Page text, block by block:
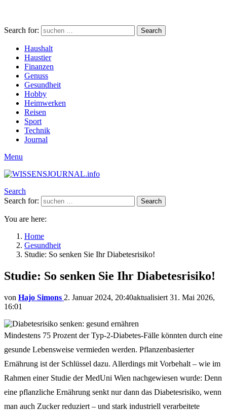
Search for: Search
Haushalt
Haustier
Finanzen
Genuss
Gesundheit
Hobby
Heimwerken
Reisen
Sport
Technik
Journal
Menu
Search
Search for:
Search
You are here:
Home
Gesundheit
Studie: So senken Sie Ihr Diabetesrisiko!
Studie: So senken Sie Ihr Diabetesrisiko!
von Hajo Simons 2. Januar 2024, 20:40aktualisiert 31. Mai 2026,
16:01
Mindestens 75 Prozent der Typ-2-Diabetes-Fälle könnten durch eine
gesunde Lebensweise vermieden werden. Pflanzenbasierter
Ernährung ist der Schlüssel dazu. Allerdings mit Vorbehalt – wie im
Rahmen einer Studie der MedUni Wien nachgewiesen wurde: Denn
eine pflanzliche Ernährung senkt nur dann das Diabetesrisiko, wenn
man auch Zucker reduziert – und stark industriell verarbeitete